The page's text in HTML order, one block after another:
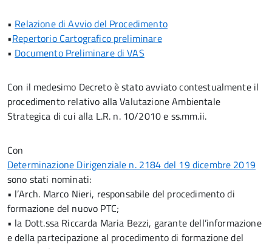
• Relazione di Avvio del Procedimento
•Repertorio Cartografico preliminare
• Documento Preliminare di VAS
Con il medesimo Decreto è stato avviato contestualmente il
procedimento relativo alla Valutazione Ambientale
Strategica di cui alla L.R. n. 10/2010 e ss.mm.ii.
Con
Determinazione Dirigenziale n. 2184 del 19 dicembre 2019
sono stati nominati:
• l’Arch. Marco Nieri, responsabile del procedimento di
formazione del nuovo PTC;
• la Dott.ssa Riccarda Maria Bezzi, garante dell’informazione
e della partecipazione al procedimento di formazione del